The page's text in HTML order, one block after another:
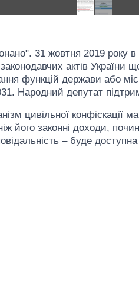
31 жовтня 2019 року
актів України
функцій держави або
Народний депутат
цивільної конфіскації
його законні доходи,
– буде